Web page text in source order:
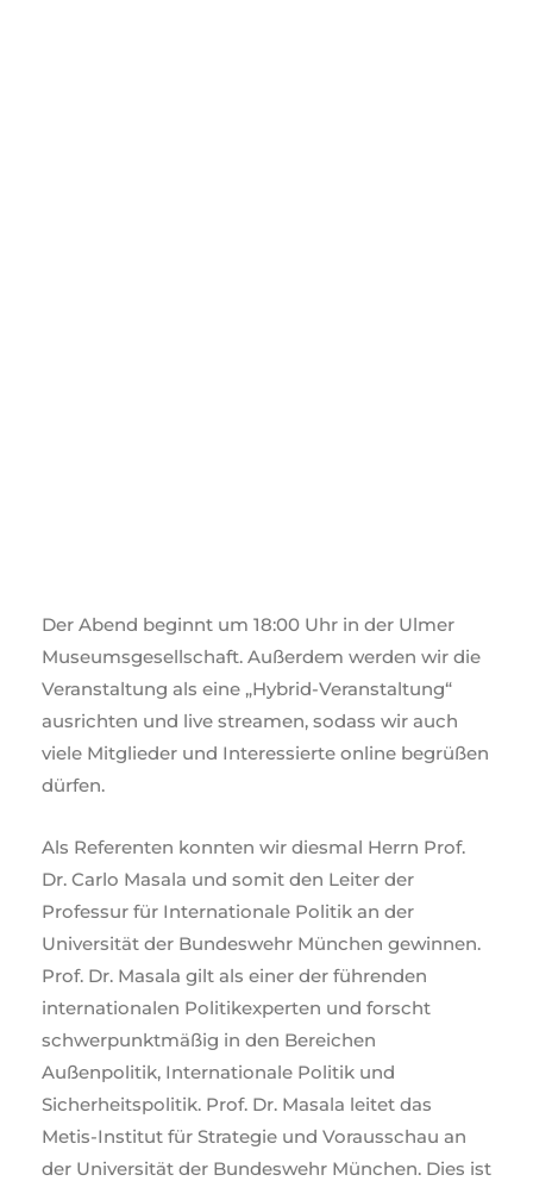
Der Abend beginnt um 18:00 Uhr in der Ulmer
Museumsgesellschaft. Außerdem werden wir die
Veranstaltung als eine „Hybrid-Veranstaltung“
ausrichten und live streamen, sodass wir auch
viele Mitglieder und Interessierte online begrüßen
dürfen.
Als Referenten konnten wir diesmal Herrn Prof.
Dr. Carlo Masala und somit den Leiter der
Professur für Internationale Politik an der
Universität der Bundeswehr München gewinnen.
Prof. Dr. Masala gilt als einer der führenden
internationalen Politikexperten und forscht
schwerpunktmäßig in den Bereichen
Außenpolitik, Internationale Politik und
Sicherheitspolitik. Prof. Dr. Masala leitet das
Metis-Institut für Strategie und Vorausschau an
der Universität der Bundeswehr München. Dies ist